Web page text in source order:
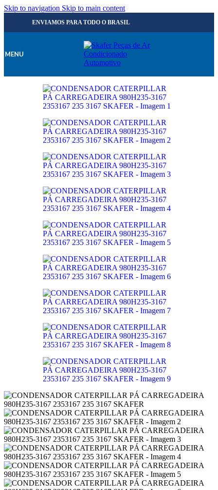
Skip to navigation Skip to main content
ENVIAMOS PARA TODO O BRASIL
MENU